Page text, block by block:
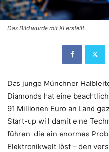
Das Bild wurde mit KI erstellt.
Das junge Münchner
Diamonds hat eine
91 Millionen Euro an Land
Start-up will damit eine
führen, die ein enormes
Elektronikwelt löst – den